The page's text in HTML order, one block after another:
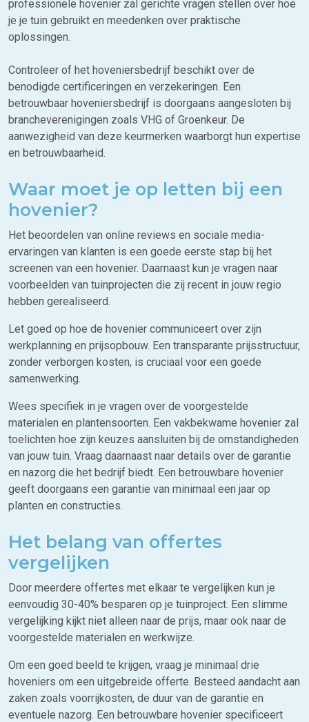
professionele hovenier zal gerichte vragen stellen over hoe
je je tuin gebruikt en meedenken over praktische
oplossingen.
Controleer of het hoveniersbedrijf beschikt over de
benodigde certificeringen en verzekeringen. Een
betrouwbaar hoveniersbedrijf is doorgaans aangesloten bij
brancheverenigingen zoals VHG of Groenkeur. De
aanwezigheid van deze keurmerken waarborgt hun expertise
en betrouwbaarheid.
Waar moet je op letten bij een
hovenier?
Het beoordelen van online reviews en sociale media-
ervaringen van klanten is een goede eerste stap bij het
screenen van een hovenier. Daarnaast kun je vragen naar
voorbeelden van tuinprojecten die zij recent in jouw regio
hebben gerealiseerd.
Let goed op hoe de hovenier communiceert over zijn
werkplanning en prijsopbouw. Een transparante prijsstructuur,
zonder verborgen kosten, is cruciaal voor een goede
samenwerking.
Wees specifiek in je vragen over de voorgestelde
materialen en plantensoorten. Een vakbekwame hovenier zal
toelichten hoe zijn keuzes aansluiten bij de omstandigheden
van jouw tuin. Vraag daarnaast naar details over de garantie
en nazorg die het bedrijf biedt. Een betrouwbare hovenier
geeft doorgaans een garantie van minimaal een jaar op
planten en constructies.
Het belang van offertes
vergelijken
Door meerdere offertes met elkaar te vergelijken kun je
eenvoudig 30-40% besparen op je tuinproject. Een slimme
vergelijking kijkt niet alleen naar de prijs, maar ook naar de
voorgestelde materialen en werkwijze.
Om een goed beeld te krijgen, vraag je minimaal drie
hoveniers om een uitgebreide offerte. Besteed aandacht aan
zaken zoals voorrijkosten, de duur van de garantie en
eventuele nazorg. Een betrouwbare hovenier specificeert